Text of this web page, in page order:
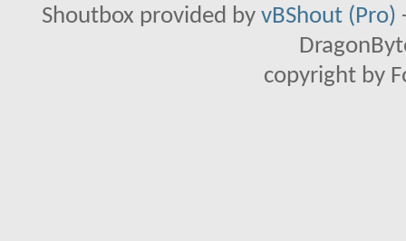
Shoutbox provided by vBShout (Pro)
copyright by